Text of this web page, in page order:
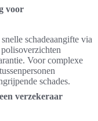
voor
schadeaangifte via
Voor complexe
schades.
verzekeraar